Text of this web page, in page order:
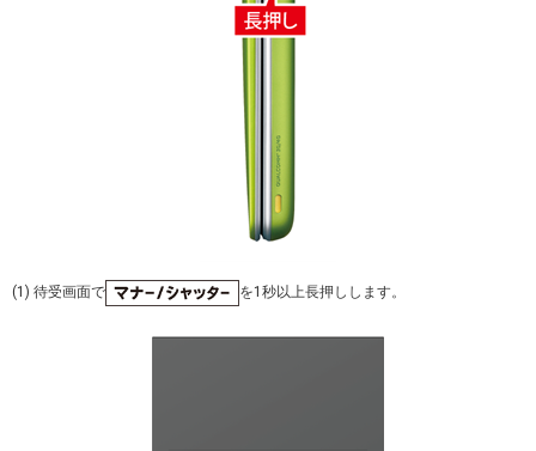
(1) 待受画面で を1秒以上長押しします。